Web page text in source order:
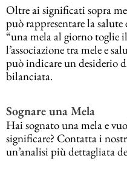
Oltre ai significati sopra
può rappresentare la
“una mela al giorno toglie
l’associazione tra mele e
può indicare un desiderio
bilanciata.
Sognare una Mela
Hai sognato una mela e
significare? Contatta i
un’analisi più dettagliata